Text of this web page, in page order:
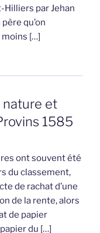
Hilliers par Jehan
qu’on
moins […]
nature et
1585
ont souvent été
du classement,
de rachat d’une
de la rente, alors
de papier
du […]